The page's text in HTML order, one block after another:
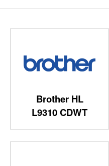
Brother HL
L9310 CDWT